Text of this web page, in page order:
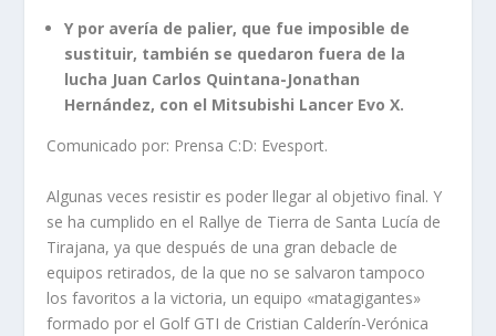
Y por avería de palier, que fue imposible de
sustituir, también se quedaron fuera de la
lucha Juan Carlos Quintana-Jonathan
Hernández, con el Mitsubishi Lancer Evo X.
Comunicado por: Prensa C:D: Evesport.
Algunas veces resistir es poder llegar al objetivo final. Y
se ha cumplido en el Rallye de Tierra de Santa Lucía de
Tirajana, ya que después de una gran debacle de
equipos retirados, de la que no se salvaron tampoco
los favoritos a la victoria, un equipo «matagigantes»
formado por el Golf GTI de Cristian Calderín-Verónica